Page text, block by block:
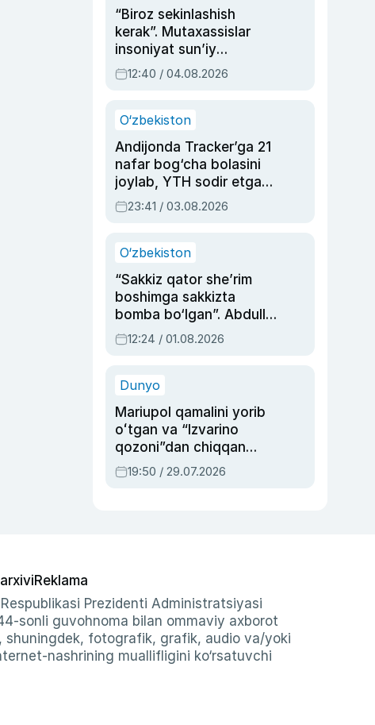
“Biroz sekinlashish
kerak”. Mutaxassislar
insoniyat sun’iy
intellektni boshqara
olmay qolishidan xavotir
12:40 / 04.08.2026
O‘zbekiston
Andijonda Tracker’ga 21
nafar bog‘cha bolasini
joylab, YTH sodir etgan
ayolga sud hukmi o‘qildi
23:41 / 03.08.2026
O‘zbekiston
“Sakkiz qator she’rim
boshimga sakkizta
bomba bo‘lgan”. Abdulla
Oripovni siyosiy
ayblovlardan asrab
12:24 / 01.08.2026
Dunyo
Mariupol qamalini yorib
oʻtgan va “Izvarino
qozoni”dan chiqqan
qahramon — Ukraina
armiyasi bosh
19:50 / 29.07.2026
Reklama
Prezidenti Administratsiyasi
sonli guvohnoma bilan ommaviy axborot
shuningdek, fotografik, grafik, audio va/yoki
nashrining muallifligini ko‘rsatuvchi